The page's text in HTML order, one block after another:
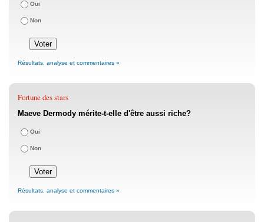
Oui
Non
Résultats, analyse et commentaires »
Fortune des stars
Maeve Dermody mérite-t-elle d'être aussi riche?
Oui
Non
Résultats, analyse et commentaires »